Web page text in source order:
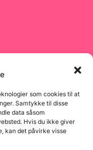
som cookies til at
Samtykke til disse
data såsom
Hvis du ikke giver
kan det påvirke visse
modtag gode tilbud
direkte i din